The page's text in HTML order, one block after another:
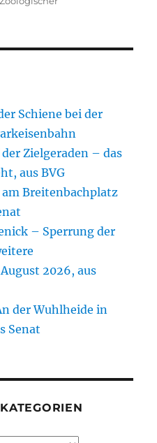
Schiene bei der
Zielgeraden – das
aus BVG
am Breitenbachplatz
– Sperrung der
2026, aus
der Wuhlheide in
Senat